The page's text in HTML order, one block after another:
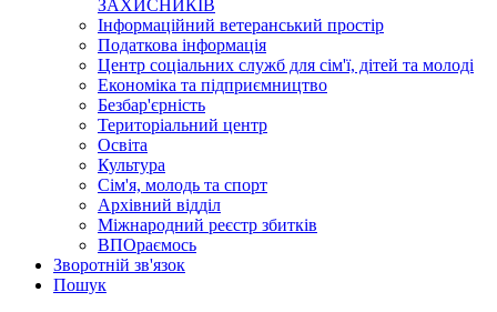
ЗАХИСНИКІВ
Інформаційний ветеранський простір
Податкова інформація
Центр соціальних служб для сім'ї, дітей та молоді
Економіка та підприємництво
Безбар'єрність
Територіальний центр
Освіта
Культура
Сім'я, молодь та спорт
Архівний відділ
Міжнародний реєстр збитків
ВПОраємось
Зворотній зв'язок
Пошук